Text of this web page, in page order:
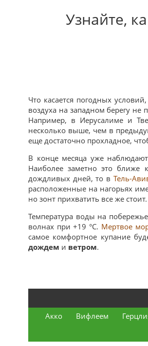
Узнайте,
Что касается погодных
воздуха на западном берегу
Например, в Иерусалиме и
несколько выше, чем в
еще достаточно прохладное,
В конце месяца уже
Наиболее заметно это
дождливых дней, то в Тель-
расположенные на нагорьях
но зонт прихватить все же стоит.
Температура воды на
волнах при +19 °C. Мертвое
самое комфортное купание
дождем и ветром.
Акко Вифлеем